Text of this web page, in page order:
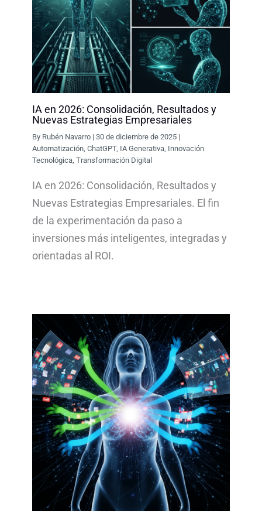
IA en 2026: Consolidación, Resultados y
Nuevas Estrategias Empresariales
By Rubén Navarro |30 de diciembre de 2025 |
Automatización ,ChatGPT, IA Generativa Innovación
Tecnológica ,Transformación Digital
IA en 2026: Consolidación, Resultados y
Nuevas Estrategias Empresariales. El fin
de la experimentación da paso a
inversiones más inteligentes, integradas y
orientadas al ROI.